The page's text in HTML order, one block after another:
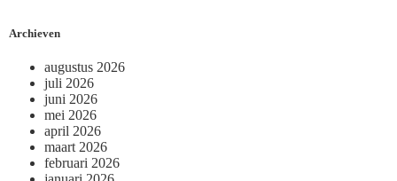
Archieven
augustus 2026
juli 2026
juni 2026
mei 2026
april 2026
maart 2026
februari 2026